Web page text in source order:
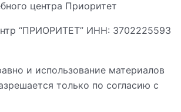
“ПРИОРИТЕТ” ИНН: 3702225593
и использование материалов
только по согласию с